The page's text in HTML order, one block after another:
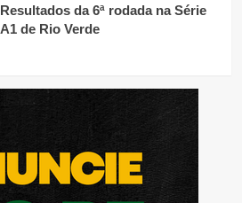
Resultados da 6ª rodada na Série
A1 de Rio Verde